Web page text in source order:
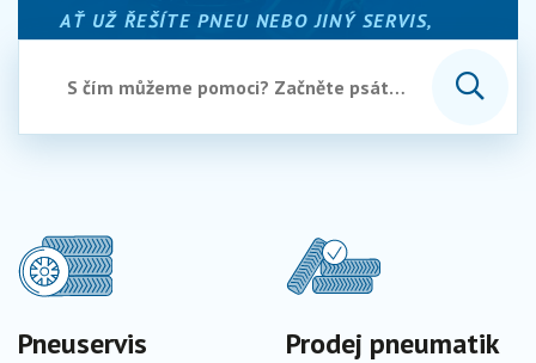
AŤ UŽ ŘEŠÍTE PNEU NEBO JINÝ SERVIS,
Pneuservis Prodej pneumatik